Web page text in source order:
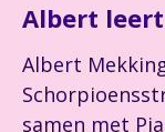
Albert
Albert
samen met